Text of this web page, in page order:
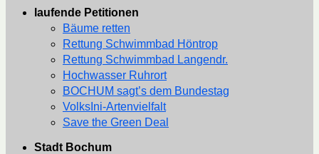
laufende Petitionen
Bäume retten
Rettung Schwimmbad Höntrop
Rettung Schwimmbad Langendr.
Hochwasser Ruhrort
BOCHUM sagt’s dem Bundestag
VolksIni-Artenvielfalt
Save the Green Deal
Stadt Bochum